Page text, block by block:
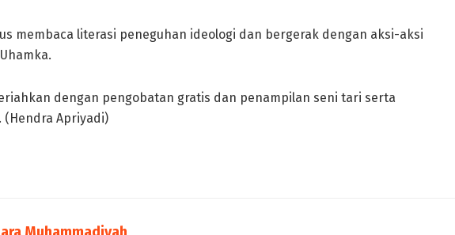
membaca literasi peneguhan ideologi dan bergerak dengan aksi-aksi
dengan pengobatan gratis dan penampilan seni tari serta
(Hendra Apriyadi)